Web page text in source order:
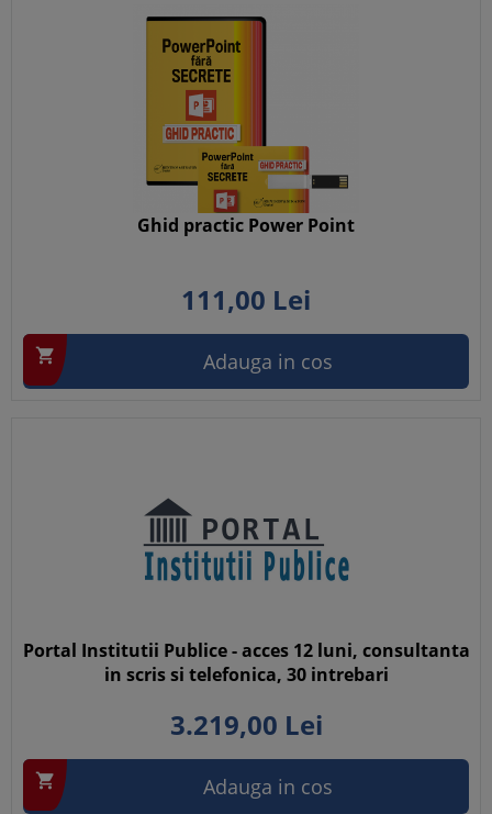
Ghid practic Power Point
111,00 Lei
 Adauga in cos
Portal Institutii Publice - acces 12 luni, consultanta
in scris si telefonica, 30 intrebari
3.219,00 Lei
 Adauga in cos